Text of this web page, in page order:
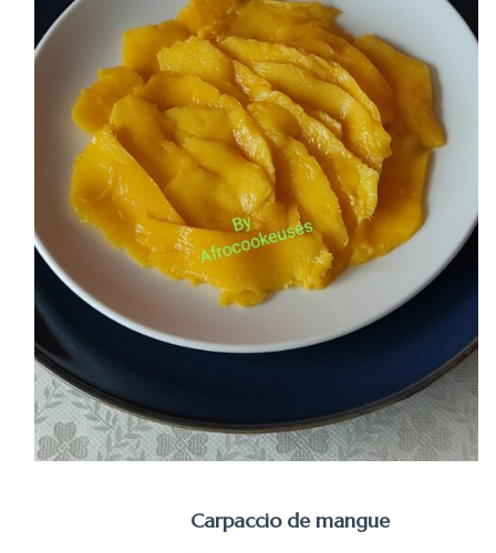
Carpaccio de mangue